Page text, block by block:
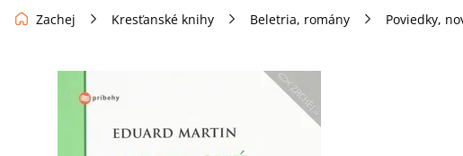
Zachej Kresťanské knihy Beletria, romány Poviedky,